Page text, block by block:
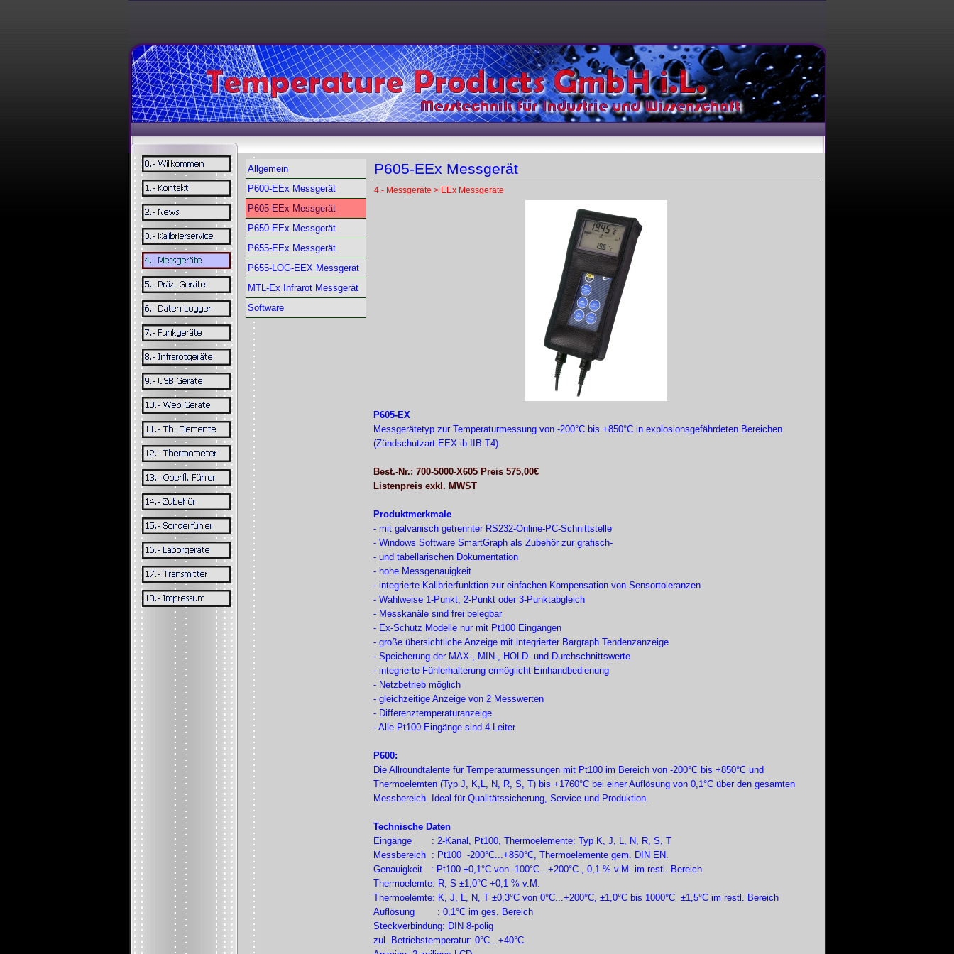
Allgemein
P600-EEx Messgerät
P605-EEx Messgerät
P650-EEx Messgerät
P655-EEx Messgerät
P655-LOG-EEX Messgerät
MTL-Ex Infrarot Messgerät
Software
P605-EEx Messgerät
4.- Messgeräte > EEx Messgeräte
P605-EX
Messgerätetyp zur Temperaturmessung von -200°C bis +850°C in explosionsgefährdeten Bereichen
(Zündschutzart EEX ib IIB T4).
Best.-Nr.: 700-5000-X605 Preis 575,00€
Listenpreis exkl. MWST
Produktmerkmale
-mit galvanisch getrennter RS232-Online-PC-Schnittstelle
-Windows Software SmartGraph als Zubehör zur grafisch-
-und tabellarischen Dokumentation
-hohe Messgenauigkeit
-integrierte Kalibrierfunktion zur einfachen Kompensation von Sensortoleranzen
-Wahlweise 1-Punkt, 2-Punkt oder 3-Punktabgleich
-Messkanäle sind frei belegbar
-Ex-Schutz Modelle nur mit Pt100 Eingängen
-große übersichtliche Anzeige mit integrierter Bargraph Tendenzanzeige
-Speicherung der MAX-, MIN-, HOLD-und Durchschnittswerte
-integrierte Fühlerhalterung ermöglicht Einhandbedienung
-Netzbetrieb möglich
-gleichzeitige Anzeige von 2 Messwerten
-Differenztemperaturanzeige
-Alle Pt100 Eingänge sind 4-Leiter
P600:
Die Allroundtalente für Temperaturmessungen mit Pt100 im Bereich von -200°C bis +850°C und
Thermoelemten (Typ J, K,L, N, R, S, T) bis +1760°C bei einer Auflösung von 0,1°C über den gesamten
Messbereich. Ideal für Qualitätssicherung, Service und Produktion.
Technische Daten
Eingänge : 2-Kanal, Pt100, Thermoelemente: Typ K, J, L, N, R, S, T
Messbereich : Pt100 -200°C...+850°C, Thermoelemente gem. DIN EN.
Genauigkeit : Pt100 ±0,1°C von -100°C...+200°C , 0,1 % v.M. im restl. Bereich
Thermoelemte: R, S ±1,0°C +0,1 % v.M.
Thermoelemte: K, J, L, N, T ±0,3°C von 0°C...+200°C, ±1,0°C bis 1000°C ±1,5°C im restl. Bereich
Auflösung : 0,1°C im ges. Bereich
Steckverbindung: DIN 8-polig
zul. Betriebstemperatur: 0°C...+40°C